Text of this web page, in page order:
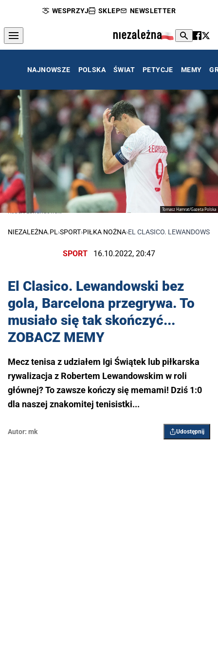
WESPRZYJ SKLEP NEWSLETTER
NAJNOWSZE POLSKA ŚWIAT PETYCJE MEMY
Tomasz Hamrat/Gazeta Polska
Robert Lewandowski
NIEZALEŻNA.PL›SPORT›PIŁKA NOŻNA›EL CLASICO.
SPORT 16.10.2022, 20:47
El Clasico. Lewandowski bez
gola, Barcelona przegrywa. To
musiało się tak skończyć...
ZOBACZ MEMY
Mecz tenisa z udziałem Igi Świątek lub piłkarska
rywalizacja z Robertem Lewandowskim w roli
głównej? To zawsze kończy się memami! Dziś 1:0
dla naszej znakomitej tenisistki...
Autor: mk Udostępnij